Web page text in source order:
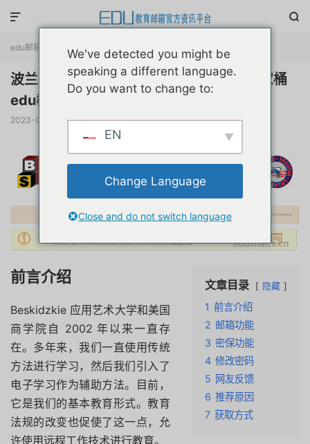


edu邮箱申请 正文
波兰艺术大学美国商学院网校谷歌微软全家桶
edu教育邮箱评测分享
2023-03-23 阅读(27778) 评论(0)  赞(70)
文章目录 隐藏
1 前言介绍
2 邮箱功能
3 密保功能
4 修改密码
5 网友反馈
6 推荐原因
7 获取方式
前言介绍
Beskidzkie 应用艺术大学和美国
商学院自 2002 年以来一直存
在。多年来，我们一直使用传统
方法进行学习，然后我们引入了
电子学习作为辅助方法。目前，
它是我们的基本教育形式。教育
法规的改变也促使了这一点，允
许使用远程工作技术进行教育。
We've detected you might be
speaking a different language.
Do you want to change to:
EN
Change Language
Close and do not switch language